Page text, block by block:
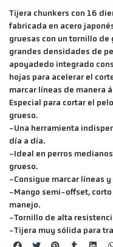
Tijera chunkers con 16
fabricada en acero
gruesas con un tornillo de
grandes densidades de
apoyadedo integrado
hojas para acelerar el
marcar líneas de manera
Especial para cortar el
grueso.
-Una herramienta
día a día.
-Ideal en perros
grueso.
-Consigue marcar líneas
-Mango semi-offset,
manejo.
-Tornillo de alta
-Tijera muy sólida para